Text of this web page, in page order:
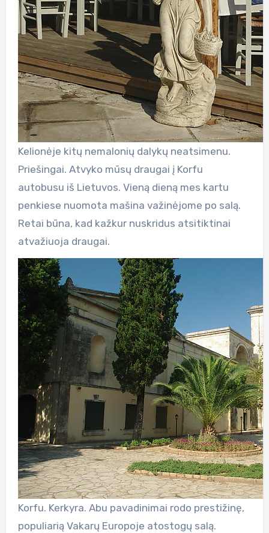
Kelionėje kitų nemalonių dalykų neatsimenu.
Priešingai. Atvyko mūsų draugai į Korfu
autobusu iš Lietuvos. Vieną dieną mes kartu
penkiese nuomota mašina važinėjome po salą.
Retai būna, kad kažkur nuskridus atsitiktinai
atvažiuoja draugai.
Korfu. Kerkyra. Abu pavadinimai rodo prestižinę,
populiarią Vakarų Europoje atostogų salą.